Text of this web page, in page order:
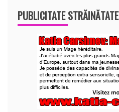
PUBLICITATE STRĂINĂTATE